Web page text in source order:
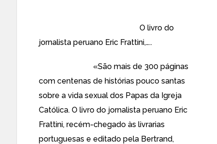
O livro do
jornalista peruano Eric Frattini,…..
«São mais de 300 páginas
com centenas de histórias pouco santas
sobre a vida sexual dos Papas da Igreja
Católica. O livro do jornalista peruano Eric
Frattini, recém-chegado às livrarias
portuguesas e editado pela Bertrand,